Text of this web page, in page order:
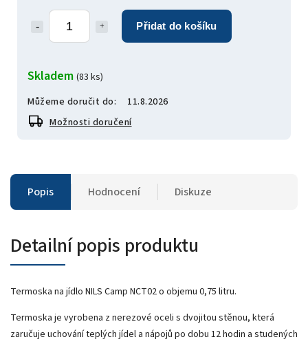
Přidat do košíku
Skladem (83 ks)
Můžeme doručit do:
11.8.2026
Možnosti doručení
Popis Hodnocení Diskuze
Detailní popis produktu
Termoska na jídlo NILS Camp NCT02 o objemu 0,75 litru.
Termoska je vyrobena z nerezové oceli s dvojitou stěnou, která
zaručuje uchování teplých jídel a nápojů po dobu 12 hodin a studených